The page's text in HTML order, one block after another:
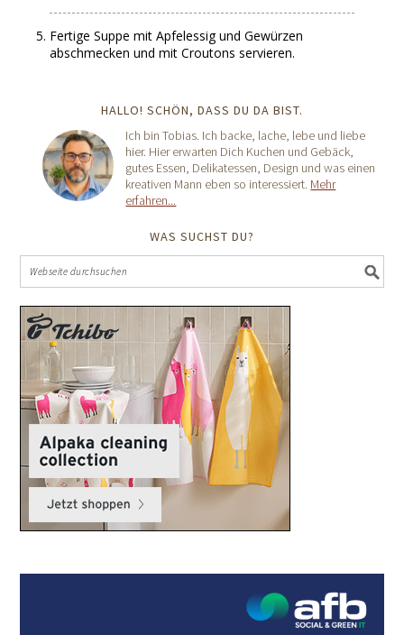
Fertige Suppe mit Apfelessig und Gewürzen
abschmecken und mit Croutons servieren.
HALLO! SCHÖN, DASS DU DA BIST.
Ich bin Tobias. Ich backe, lache, lebe und liebe
hier. Hier erwarten Dich Kuchen und Gebäck,
gutes Essen, Delikatessen, Design und was einen
kreativen Mann eben so interessiert. Mehr
erfahren...
WAS SUCHST DU?